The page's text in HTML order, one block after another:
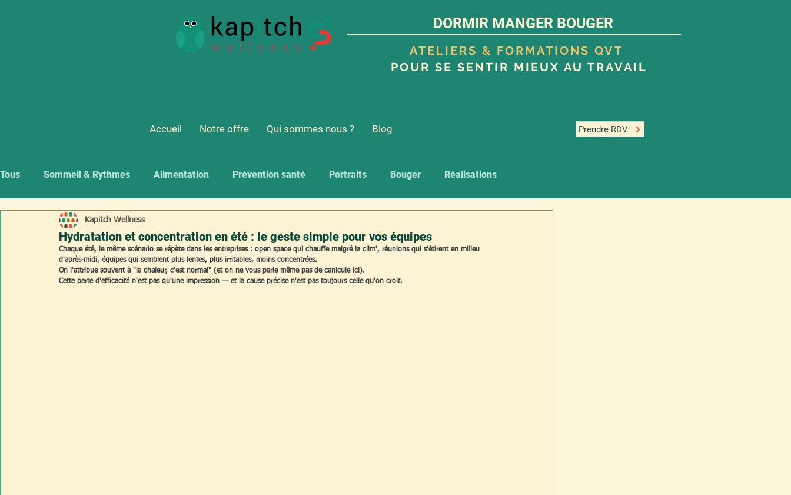
DORMIR MANGER BOUGER
ATELIERS & FORMATIONS QVT
POUR SE SENTIR MIEUX AU TRAVAIL
Accueil Notre offre Qui sommes nous ? Blog Prendre RDV
Tous Sommeil & Rythmes Alimentation Prévention santé Portraits Bouger Réalisations
Hydratation et concentration en été : le geste simple pour vos équipes
Kapitch Wellness
Chaque été, le même scénario se répète dans les entreprises : open space qui chauffe malgré la clim', réunions qui s'étirent en milieu
d'après-midi, équipes qui semblent plus lentes, plus irritables, moins concentrées.
On l'attribue souvent à "la chaleur, c'est normal" (et on ne vous parle même pas de canicule ici).
Cette perte d'efficacité n'est pas qu'une impression — et la cause précise n'est pas toujours celle qu'on croit.